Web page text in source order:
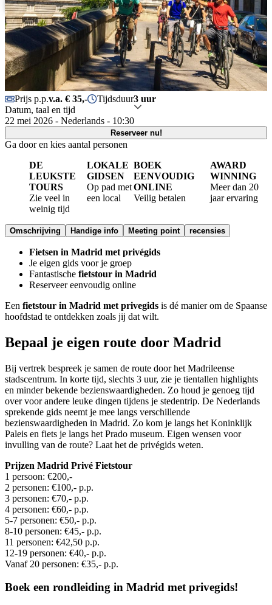
Português
Prijs p.p.v.a. € 35,- Tijdsduur3 uur
Datum, taal en tijd
22 mei 2026 - Nederlands - 10:30
Reserveer nu!
Ga door en kies aantal personen
DE
LEUKSTE
TOURS
Zie veel in
weinig tijd
LOKALE
GIDSEN
Op pad met
een local
BOEK
EENVOUDIG
ONLINE
Veilig betalen
AWARD
WINNING
Meer dan 20
jaar ervaring
Omschrijving Handige info Meeting point recensies
Fietsen in Madrid met privégids
Je eigen gids voor je groep
Fantastische fietstour in Madrid
Reserveer eenvoudig online
Een fietstour in Madrid met privegids is dé manier om de Spaanse
hoofdstad te ontdekken zoals jij dat wilt.
Bepaal je eigen route door Madrid
Bij vertrek bespreek je samen de route door het Madrileense
stadscentrum. In korte tijd, slechts 3 uur, zie je tientallen highlights
en minder bekende bezienswaardigheden. Zo houd je genoeg tijd
over voor andere leuke dingen tijdens je stedentrip. De Nederlands
sprekende gids neemt je mee langs verschillende
bezienswaardigheden in Madrid. Zo kom je langs het Koninklijk
Paleis en fiets je langs het Prado museum. Eigen wensen voor
invulling van de route? Laat het de privégids weten.
Prijzen Madrid Privé Fietstour
1 persoon: €200,-
2 personen: €100,- p.p.
3 personen: €70,- p.p.
4 personen: €60,- p.p.
5-7 personen: €50,- p.p.
8-10 personen: €45,- p.p.
11 personen: €42,50 p.p.
12-19 personen: €40,- p.p.
Vanaf 20 personen: €35,- p.p.
Boek een rondleiding in Madrid met privegids!